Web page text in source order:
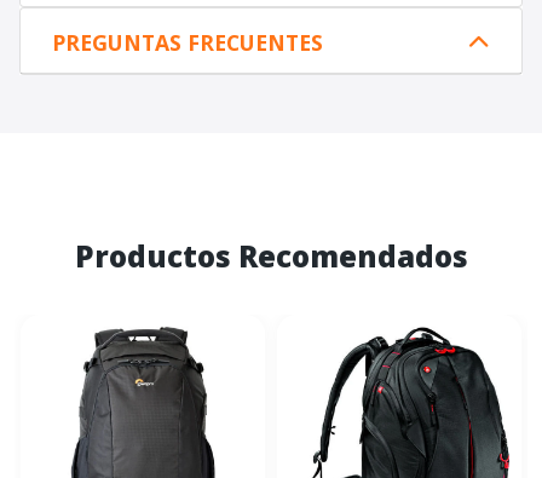
PREGUNTAS FRECUENTES
Productos Recomendados